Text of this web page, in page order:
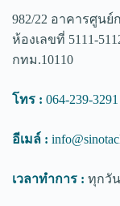
982/22 อาคารศูนย์
ห้องเลขที่ 5111-
กทม.10110
โทร : 064-239-3291
อีเมล์ :
เวลาทำการ : ทุกวัน